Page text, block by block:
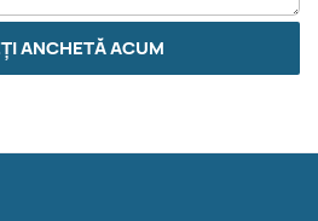
ANCHETĂ ACUM